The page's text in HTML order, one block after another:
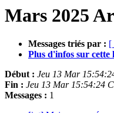
Mars 2025
Messages triés par : [
Plus d'infos sur cette
Début : Jeu 13 Mar
Fin : Jeu 13 Mar 15:54:24
Messages : 1